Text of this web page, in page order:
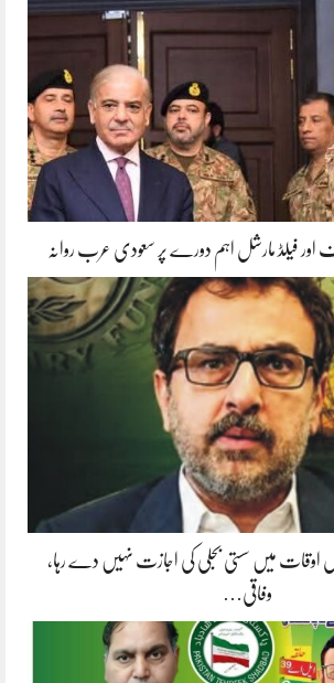
اور فیلڈ مارشل اہم دورے پر سعودی عرب روانہ
اوقات میں سستی بجلی کی اجازت نہیں دے رہا،
وفاقی…